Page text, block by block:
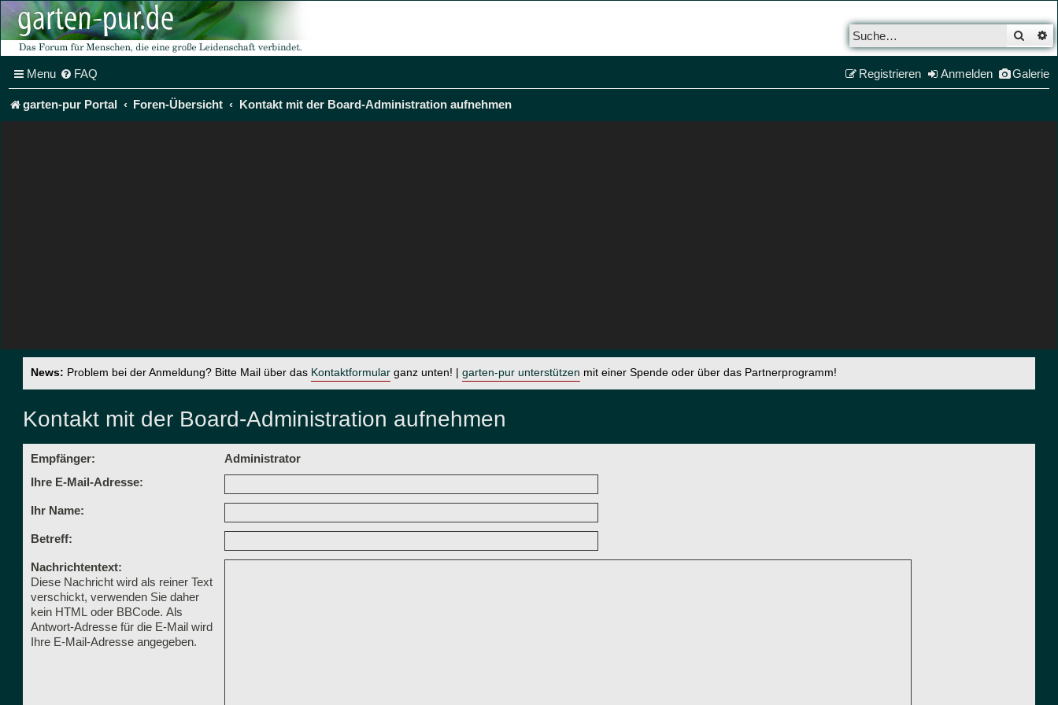
Menu FAQ Galerie
Anmelden
Registrieren
garten-pur Portal Foren-Übersicht Kontakt mit der Board-Administration aufnehmen
News: Problem bei der Anmeldung? Bitte Mail über das Kontaktformular ganz unten! | garten-pur unterstützen mit einer Spende oder über das Partnerprogramm!
Kontakt mit der Board-Administration aufnehmen
Empfänger:
Administrator
Ihre E-Mail-Adresse:
Ihr Name:
Betreff:
Nachrichtentext:
Diese Nachricht wird als reiner Text
verschickt, verwenden Sie daher
kein HTML oder BBCode. Als
Antwort-Adresse für die E-Mail wird
Ihre E-Mail-Adresse angegeben.